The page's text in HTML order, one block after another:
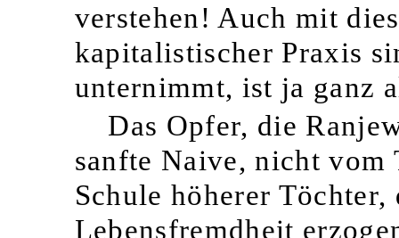
verstehen! Auch mit
kapitalistischer Praxis
unternimmt, ist ja ganz
Das Opfer, die
sanfte Naive, nicht vom
Schule höherer
Lebensfremdheit